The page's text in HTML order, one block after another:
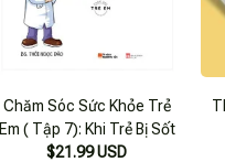
Chăm Sóc Sức Khỏe Trẻ
Em ( Tập 7): Khi Trẻ Bị Sốt
$21.99 USD